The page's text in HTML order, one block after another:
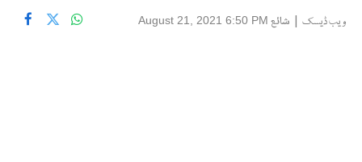
ویب ڈیسک | شائع August 21, 2021 6:50 PM